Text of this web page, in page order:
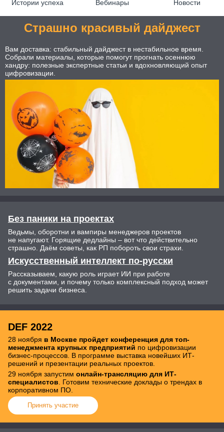
Истории успеха Вебинары Новости
Страшно красивый дайджест
Вам доставка: стабильный дайджест в нестабильное время.
Собрали материалы, которые помогут прогнать осеннюю
хандру: полезные экспертные статьи и вдохновляющий опыт
цифровизации.
Без паники на проектах
Ведьмы, оборотни и вампиры менеджеров проектов
не напугают. Горящие дедлайны – вот что действительно
страшно. Даём советы, как РП побороть свои страхи.
Искусственный интеллект по-русски
Рассказываем, какую роль играет ИИ при работе
с документами, и почему только комплексный подход может
решить задачи бизнеса.
DEF 2022
28 ноября в Москве пройдет конференция для топ-
менеджмента крупных предприятий по цифровизации
бизнес-процессов. В программе выставка новейших ИТ-
решений и презентации реальных проектов.
29 ноября запустим онлайн-трансляцию для ИТ-
специалистов . Готовим технические доклады о трендах в
корпоративном ПО.
Принять участие